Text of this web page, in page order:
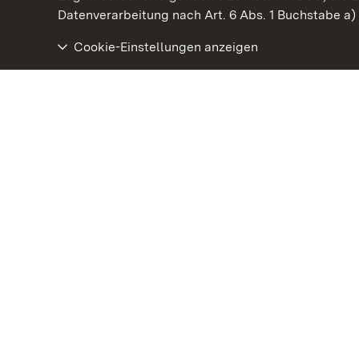
Datenverarbeitung nach Art. 6 Abs. 1 Buchstabe a)
Cookie-Einstellungen anzeigen